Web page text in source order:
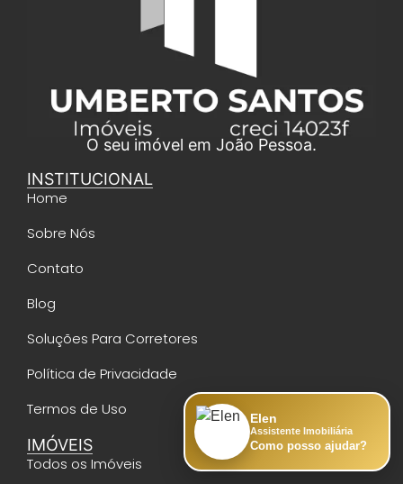
O seu imóvel em João Pessoa.
INSTITUCIONAL
Home
Sobre Nós
Contato
Blog
Soluções Para Corretores
Política de Privacidade
Termos de Uso
IMÓVEIS
Todos os Imóveis
Elen
Assistente Imobiliária
Como posso ajudar?